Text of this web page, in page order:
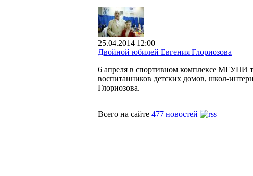
25.04.2014 12:00
Двойной юбилей Евгения Глориозова
6 апреля в спортивном комплексе МГУПИ
воспитанников детских домов, школ-
Глориозова.
Всего на сайте 477 новостей